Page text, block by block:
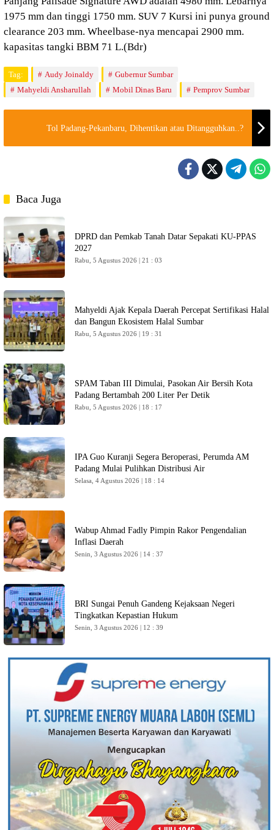
1975 mm dan tinggi 1750 mm. SUV 7 Kursi ini punya ground
clearance 203 mm. Wheelbase-nya mencapai 2900 mm.
kapasitas tangki BBM 71 L.(Bdr)
Tag: Audy Joinaldy
Gubernur Sumbar
Mahyeldi Ansharullah
Mobil Dinas Baru Pemprov Sumbar
Tol Padang-Pekanbaru, Dihentikan atau Ditangguhkan..?
Baca Juga
DPRD dan Pemkab Tanah Datar Sepakati KU-PPAS
2027
Rabu, 5 Agustus 2026 | 21 : 03
Mahyeldi Ajak Kepala Daerah Percepat Sertifikasi Halal
dan Bangun Ekosistem Halal Sumbar
Rabu, 5 Agustus 2026 | 19 : 31
SPAM Taban III Dimulai, Pasokan Air Bersih Kota
Padang Bertambah 200 Liter Per Detik
Rabu, 5 Agustus 2026 | 18 : 17
IPA Guo Kuranji Segera Beroperasi, Perumda AM
Padang Mulai Pulihkan Distribusi Air
Selasa, 4 Agustus 2026 | 18 : 14
Wabup Ahmad Fadly Pimpin Rakor Pengendalian
Inflasi Daerah
Senin, 3 Agustus 2026 | 14 : 37
BRI Sungai Penuh Gandeng Kejaksaan Negeri
Tingkatkan Kepastian Hukum
Senin, 3 Agustus 2026 | 12 : 39